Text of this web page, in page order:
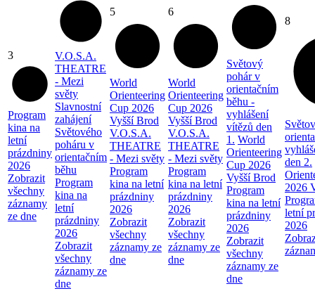
3
Program
kina na
letní
prázdniny
2026
Zobrazit
všechny
záznamy
ze dne
V.O.S.A.
THEATRE
- Mezi
světy
Slavnostní
zahájení
Světového
poháru v
orientačním
běhu
Program
kina na
letní
prázdniny
2026
Zobrazit
všechny
záznamy ze
dne
5
World
Orienteering
Cup 2026
Vyšší Brod
V.O.S.A.
THEATRE
- Mezi světy
Program
kina na letní
prázdniny
2026
Zobrazit
všechny
záznamy ze
dne
6
World
Orienteering
Cup 2026
Vyšší Brod
V.O.S.A.
THEATRE
- Mezi světy
Program
kina na letní
prázdniny
2026
Zobrazit
všechny
záznamy ze
dne
Světový
pohár v
orientačním
běhu -
vyhlášení
vítězů den
1. World
Orienteering
Cup 2026
Vyšší Brod
Program
kina na letní
prázdniny
2026
Zobrazit
všechny
záznamy ze
dne
8
den 2.
2026
letní
2026